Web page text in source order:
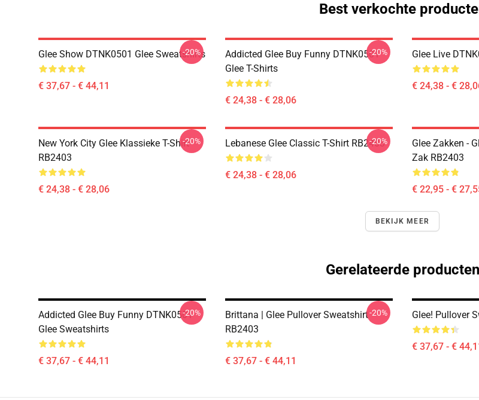
Best verkochte
Glee Show DTNK0501 Glee Sweatshirts
€ 37,67 - € 44,11
-20%
Addicted Glee Buy Funny DTNK0501
Glee T-Shirts
€ 24,38 - € 28,06
-20% Glee Live
€ 24,38 - €
New York City Glee Klassieke T-Shirt
RB2403
€ 24,38 - € 28,06
-20% Lebanese Glee Classic T-Shirt RB2403
€ 24,38 - € 28,06
-20%
Glee Zakken -
Zak RB2403
€ 22,95 - €
BEKIJK MEER
Gerelateerde producten
Addicted Glee Buy Funny DTNK0501
Glee Sweatshirts
€ 37,67 - € 44,11
-20%
Brittana | Glee Pullover Sweatshirt
RB2403
€ 37,67 - € 44,11
-20% Glee! Pullover
€ 37,67 - €